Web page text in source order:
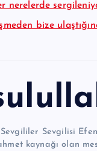
nerelerde
bize
Sevgililer Sevgilisi
kaynağı olan